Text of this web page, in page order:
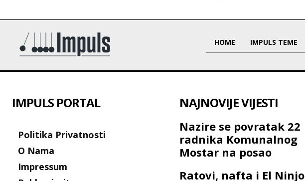
HOME IMPULS TEME
IMPULS PORTAL
Politika Privatnosti
O Nama
Impressum
NAJNOVIJE VIJESTI
Nazire se povratak 22
radnika Komunalnog
Mostar na posao
Ratovi, nafta i El Ninjo